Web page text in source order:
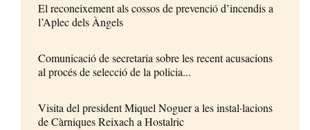
El reconeixement als cossos de prevenció d’incendis a
l’Aplec dels Àngels
Comunicació de secretaria sobre les recent acusacions
al procés de selecció de la policia...
Visita del president Miquel Noguer a les instal·lacions
de Càrniques Reixach a Hostalric